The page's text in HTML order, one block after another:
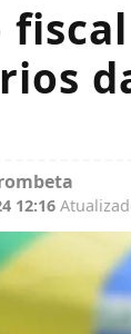
12:16